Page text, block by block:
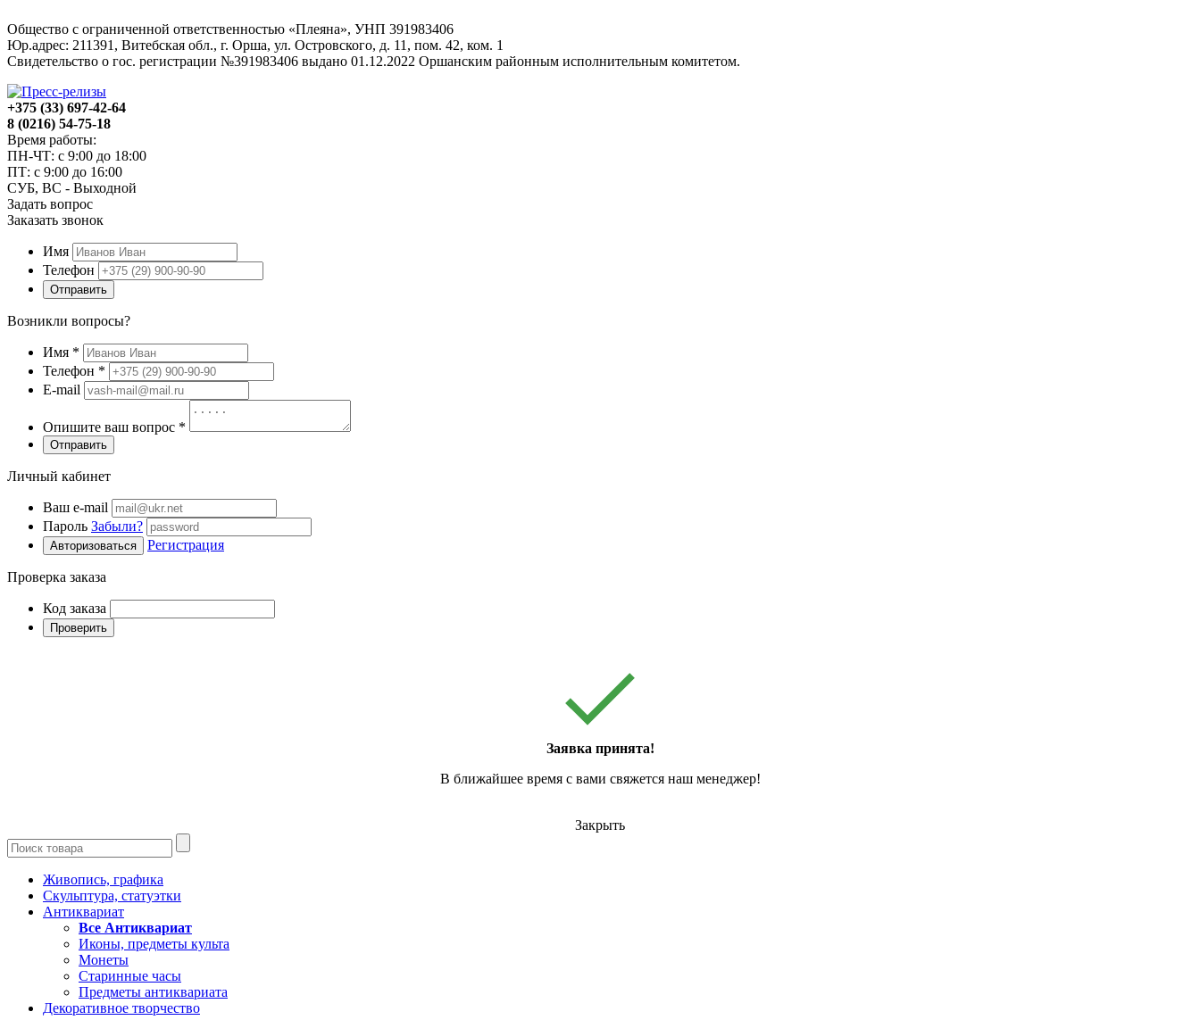
Общество с ограниченной ответственностью «Плеяна», УНП 391983406
Юр.адрес: 211391, Витебская обл., г. Орша, ул. Островского, д. 11, пом. 42, ком. 1
Свидетельство о гос. регистрации №391983406 выдано 01.12.2022 Оршанским районным исполнительным комитетом.
+375 (33) 697-42-64
8 (0216) 54-75-18
Время работы:
ПН-ЧТ: с 9:00 до 18:00
ПТ: с 9:00 до 16:00
СУБ, ВС - Выходной
Задать вопрос
Заказать звонок
Имя
Телефон
Отправить
Возникли вопросы?
Имя *
Телефон *
E-mail
Опишите ваш вопрос *
Отправить
Личный кабинет
Ваш e-mail
Пароль Забыли?
Авторизоваться Регистрация
Проверка заказа
Код заказа
Проверить
Заявка принята!
В ближайшее время с вами свяжется наш менеджер!
Закрыть
Живопись, графика
Скульптура, статуэтки
Антиквариат
Все Антиквариат
Иконы, предметы культа
Монеты
Старинные часы
Предметы антиквариата
Декоративное творчество